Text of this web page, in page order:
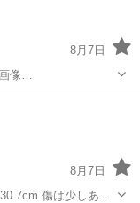
8月7日
1600円半額→800円 画像…
8月7日